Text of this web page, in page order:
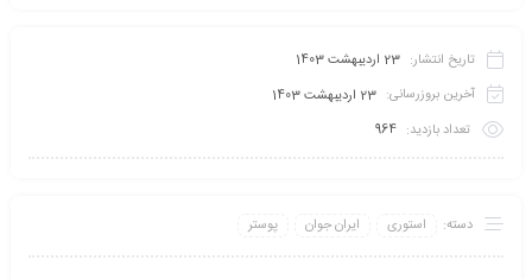
تاریخ انتشار: 23 اردیبهشت 1403
آخرین بروزرسانی: 23 اردیبهشت 1403
تعداد بازدید: 964
دسته: استوری ایران جوان پوستر